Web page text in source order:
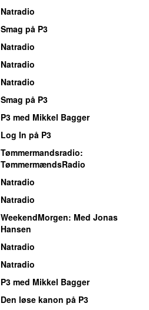
Natradio
Smag på P3
Natradio
Natradio
Natradio
Smag på P3
P3 med Mikkel Bagger
Log In på P3
Tømmermandsradio:
TømmermændsRadio
Natradio
Natradio
WeekendMorgen: Med Jonas
Hansen
Natradio
Natradio
P3 med Mikkel Bagger
Den løse kanon på P3